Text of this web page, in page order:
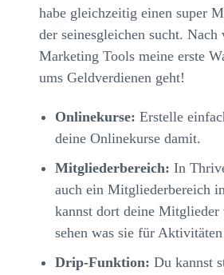
habe gleichzeitig einen super
der seinesgleichen sucht. Nach
Marketing Tools meine erste
ums Geldverdienen geht!
Onlinekurse: Erstelle
deine Onlinekurse damit.
Mitgliederbereich: In
auch ein Mitgliederbereich
kannst dort deine Mitglieder
sehen was sie für
Drip-Funktion: Du kannst